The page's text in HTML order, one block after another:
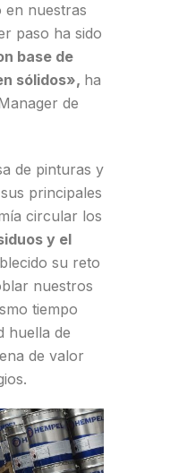
en nuestras
paso ha sido
base de
sólidos», ha
de
de pinturas y
principales
circular los
y el
su reto
nuestros
tiempo
huella de
de valor